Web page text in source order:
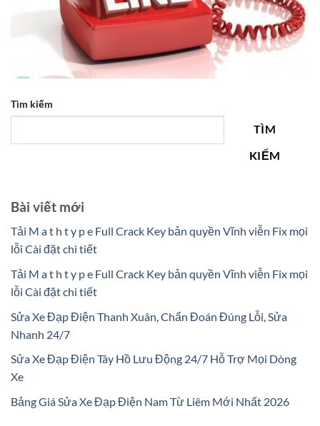
Tìm kiếm
TÌM
KIẾM
Bài viết mới
Tải M a t h t y p e Full Crack Key bản quyền Vĩnh viễn Fix mọi
lỗi Cài đặt chi tiết
Tải M a t h t y p e Full Crack Key bản quyền Vĩnh viễn Fix mọi
lỗi Cài đặt chi tiết
Sửa Xe Đạp Điện Thanh Xuân, Chẩn Đoán Đúng Lỗi, Sửa
Nhanh 24/7
Sửa Xe Đạp Điện Tây Hồ Lưu Động 24/7 Hỗ Trợ Mọi Dòng
Xe
Bảng Giá Sửa Xe Đạp Điện Nam Từ Liêm Mới Nhất 2026